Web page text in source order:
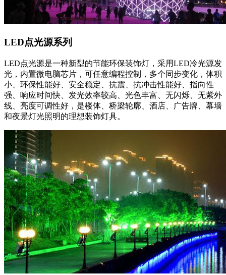
LED点光源系列
LED点光源是一种新型的节能环保装饰灯，采用LED冷光源发
光，内置微电脑芯片，可任意编程控制，多个同步变化，体积
小、环保性能好、安全稳定、抗震、抗冲击性能好、指向性
强、响应时间快、发光效率较高、光色丰富、无闪烁、无紫外
线、亮度可调性好，是楼体、桥梁轮廓、酒店、广告牌、幕墙
和夜景灯光照明的理想装饰灯具。